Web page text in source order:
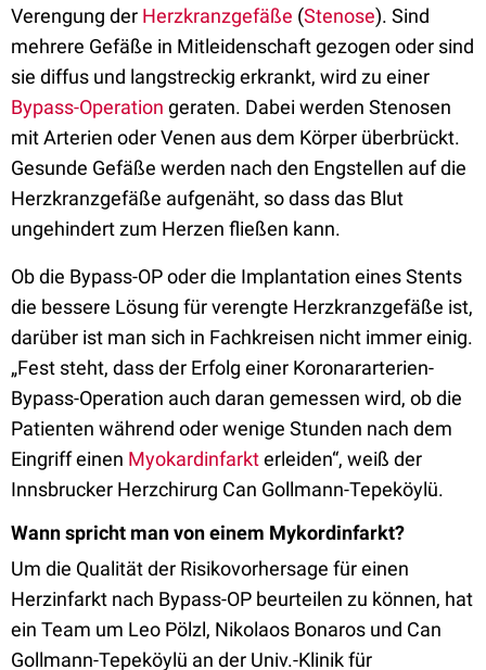
Verengung der Herzkranzgefäße (Stenose). Sind
mehrere Gefäße in Mitleidenschaft gezogen oder sind
sie diffus und langstreckig erkrankt, wird zu einer
Bypass-Operation geraten. Dabei werden Stenosen
mit Arterien oder Venen aus dem Körper überbrückt.
Gesunde Gefäße werden nach den Engstellen auf die
Herzkranzgefäße aufgenäht, so dass das Blut
ungehindert zum Herzen fließen kann.
Ob die Bypass-OP oder die Implantation eines Stents
die bessere Lösung für verengte Herzkranzgefäße ist,
darüber ist man sich in Fachkreisen nicht immer einig.
„Fest steht, dass der Erfolg einer Koronararterien-
Bypass-Operation auch daran gemessen wird, ob die
Patienten während oder wenige Stunden nach dem
Eingriff einen Myokardinfarkterleiden“, weiß der
Innsbrucker Herzchirurg Can Gollmann-Tepeköylü.
Wann spricht man von einem Mykordinfarkt?
Um die Qualität der Risikovorhersage für einen
Herzinfarkt nach Bypass-OP beurteilen zu können, hat
ein Team um Leo Pölzl, Nikolaos Bonaros und Can
Gollmann-Tepeköylü an der Univ.-Klinik für